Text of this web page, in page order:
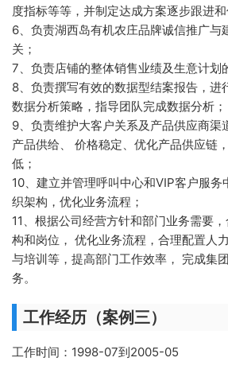
度指标等等，并制定达成方案逐步跟进和
6、负责湖西岛有机农庄品牌诚信推广与
关；
7、负责店铺的整体销售业绩及生意计划
8、负责撰写有效的数据型结案报告，进
数据分析策略，指导团队完成数据分析；
9、负责维护大客户关系及产品供应商渠
产品供给、 价格稳定、优化产品供应链
低；
10、建立并管理呼叫中心和VIP客户服务
织架构，优化业务流程；
11、根据公司经营方针和部门业务需要
构和岗位， 优化业务流程，合理配置人
与培训等，提高部门工作效率， 完成集
务。
工作经历（案例三）
工作时间：1998-07到2005-05